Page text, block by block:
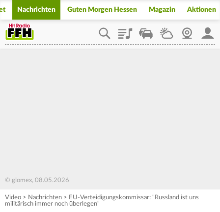
Nachrichten Guten Morgen Hessen Magazin Aktionen
PlaylistStaupilotWetterWebcam
© glomex, 08.05.2026
Video > Nachrichten > EU-Verteidigungskommissar: "Russland ist uns
militärisch immer noch überlegen"